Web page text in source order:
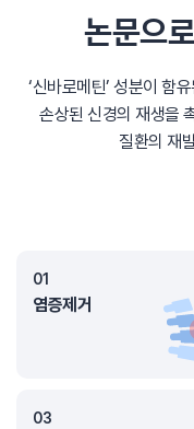
논문으
‘신바로메틴’ 성분이 함
손상된 신경의 재생을
질환의 재
01
염증제거
03